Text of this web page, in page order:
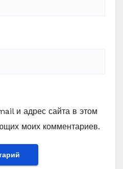
и адрес сайта в этом
моих комментариев.